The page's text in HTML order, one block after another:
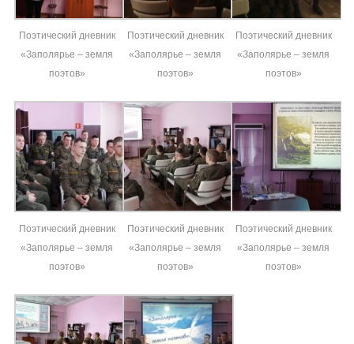
Поэтический дневник
«Заполярье – земля
поэтов»
Поэтический дневник
«Заполярье – земля
поэтов»
Поэтический дневник
«Заполярье – земля
поэтов»
Поэтический дневник
«Заполярье – земля
поэтов»
Поэтический дневник
«Заполярье – земля
поэтов»
Поэтический дневник
«Заполярье – земля
поэтов»